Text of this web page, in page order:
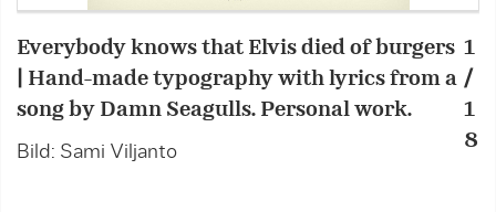
Everybody knows that Elvis died of burgers
| Hand-made typography with lyrics from a
song by Damn Seagulls. Personal work.
Bild: Sami Viljanto
1
/
1
8